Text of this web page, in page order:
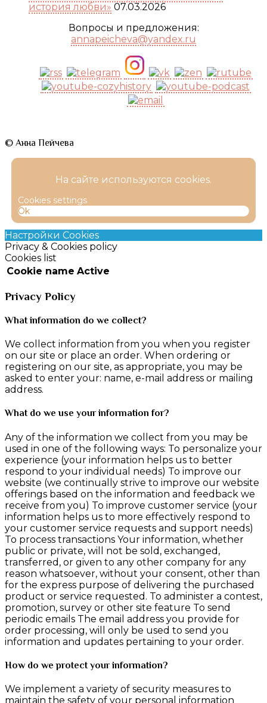
история любви» 07.03.2026
Вопросы и предложения:
annapeicheva@yandex.ru
© Анна Пейчева
На сайте используются cookies.
Cookies settings
Ok
Настройки Cookies
Privacy & Cookies policy
Cookies list
Cookie name Active
Privacy Policy
What information do we collect?
We collect information from you when you register
on our site or place an order. When ordering or
registering on our site, as appropriate, you may be
asked to enter your: name, e-mail address or mailing
address.
What do we use your information for?
Any of the information we collect from you may be
used in one of the following ways: To personalize your
experience (your information helps us to better
respond to your individual needs) To improve our
website (we continually strive to improve our website
offerings based on the information and feedback we
receive from you) To improve customer service (your
information helps us to more effectively respond to
your customer service requests and support needs)
To process transactions Your information, whether
public or private, will not be sold, exchanged,
transferred, or given to any other company for any
reason whatsoever, without your consent, other than
for the express purpose of delivering the purchased
product or service requested. To administer a contest,
promotion, survey or other site feature To send
periodic emails The email address you provide for
order processing, will only be used to send you
information and updates pertaining to your order.
How do we protect your information?
We implement a variety of security measures to
maintain the safety of your personal information